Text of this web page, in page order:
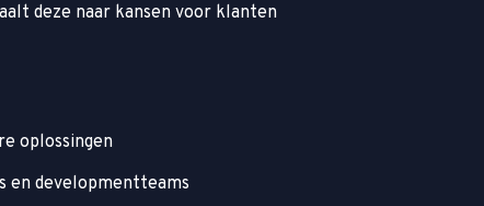
deze naar kansen voor klanten
oplossingen
en developmentteams